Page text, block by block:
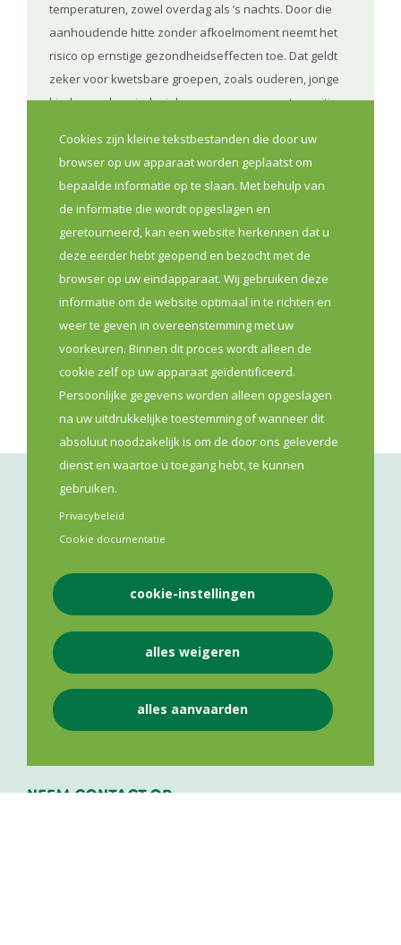
temperaturen, zowel overdag als ’s nachts. Door die
aanhoudende hitte zonder afkoelmoment neemt het
risico op ernstige gezondheidseffecten toe. Dat geldt
zeker voor kwetsbare groepen, zoals ouderen, jonge
kinderen, chronisch zieken en personen met cognitieve
tabel bundelen we praktische tips voor apothekers. Je
vindt er informatie over alarmsignalen van hittestress,
advies om het lichaam koel te houden en
aandachtspunten rond medicatie bij hoge
temperaturen.
Cookies zijn kleine tekstbestanden die door uw
browser op uw apparaat worden geplaatst om
bepaalde informatie op te slaan. Met behulp van
de informatie die wordt opgeslagen en
geretourneerd, kan een website herkennen dat u
deze eerder hebt geopend en bezocht met de
browser op uw eindapparaat. Wij gebruiken deze
informatie om de website optimaal in te richten en
weer te geven in overeenstemming met uw
voorkeuren. Binnen dit proces wordt alleen de
cookie zelf op uw apparaat geïdentificeerd.
Persoonlijke gegevens worden alleen opgeslagen
na uw uitdrukkelijke toestemming of wanneer dit
absoluut noodzakelijk is om de door ons geleverde
dienst en waartoe u toegang hebt, te kunnen
gebruiken.
Privacybeleid
Cookie documentatie
cookie-instellingen
alles weigeren
alles aanvaarden
VLAAMS APOTHEKERS NETWERK VZW
Lange Leemstraat 187
Antwerpen
BE 0841 975 143
NEEM CONTACT OP